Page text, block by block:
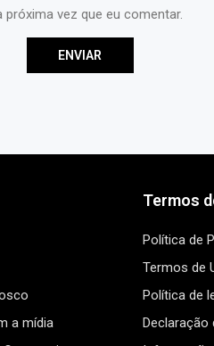
vez que eu comentar.
a mídia
Termos
Política de
Termos de
Política de
Declaração